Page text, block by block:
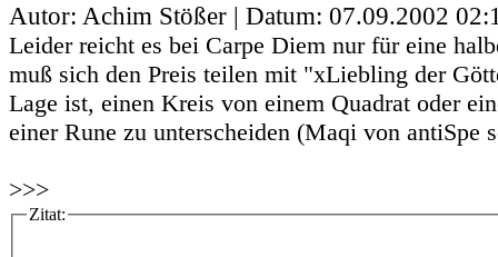
Autor: Achim Stößer | Datum: 07.09.2002
Leider reicht es bei Carpe Diem nur für eine
muß sich den Preis teilen mit "xLiebling der
Lage ist, einen Kreis von einem Quadrat oder
einer Rune zu unterscheiden (Maqi von antiSpe
>>>
Zitat: